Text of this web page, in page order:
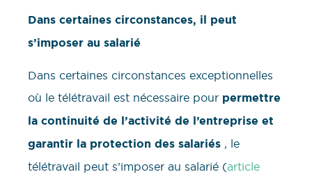
Dans certaines circonstances, il peut
s’imposer au salarié
Dans certaines circonstances exceptionnelles
où le télétravail est nécessaire pour permettre
la continuité de l’activité de l’entreprise et
garantir la protection des salariés , le
télétravail peut s’imposer au salarié (article